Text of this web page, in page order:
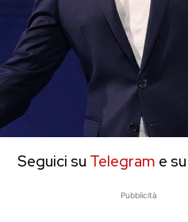
Seguici su Telegram e su
Pubblicità